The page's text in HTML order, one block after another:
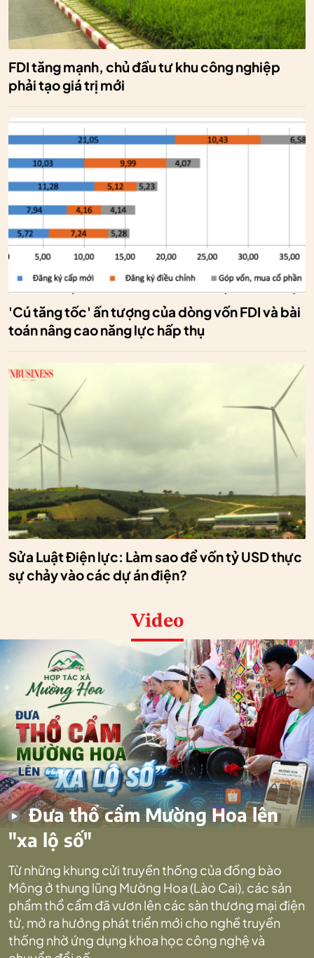
FDI tăng mạnh, chủ đầu tư khu công nghiệp
phải tạo giá trị mới
'Cú tăng tốc' ấn tượng của dòng vốn FDI và bài
toán nâng cao năng lực hấp thụ
Sửa Luật Điện lực: Làm sao để vốn tỷ USD thực
sự chảy vào các dự án điện?
Video
Đưa thổ cẩm Mường Hoa lên
"xa lộ số"
Từ những khung cửi truyền thống của đồng bào
Mông ở thung lũng Mường Hoa (Lào Cai), các sản
phẩm thổ cẩm đã vươn lên các sàn thương mại điện
tử, mở ra hướng phát triển mới cho nghề truyền
thống nhờ ứng dụng khoa học công nghệ và